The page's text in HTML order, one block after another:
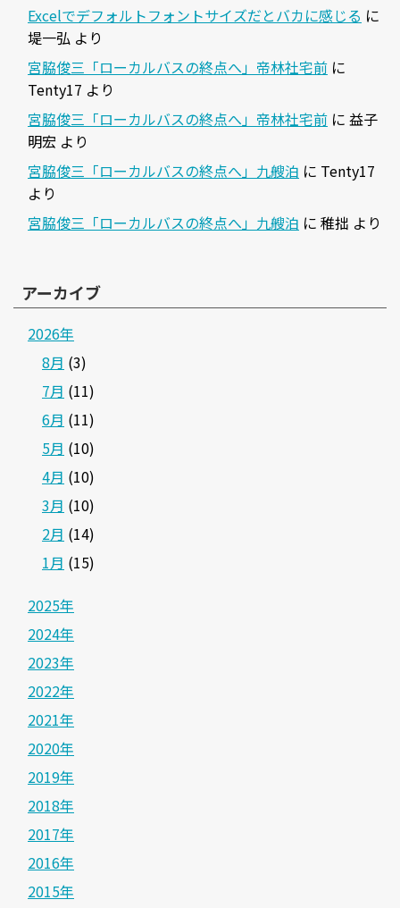
Excelでデフォルトフォントサイズだとバカに感じる に
堤一弘 より
宮脇俊三「ローカルバスの終点へ」帝林社宅前 に
Tenty17 より
宮脇俊三「ローカルバスの終点へ」帝林社宅前 に 益子
明宏 より
宮脇俊三「ローカルバスの終点へ」九艘泊 に Tenty17
より
宮脇俊三「ローカルバスの終点へ」九艘泊 に 稚拙 より
アーカイブ
2026年
8月 (3)
7月 (11)
6月 (11)
5月 (10)
4月 (10)
3月 (10)
2月 (14)
1月 (15)
2025年
2024年
2023年
2022年
2021年
2020年
2019年
2018年
2017年
2016年
2015年